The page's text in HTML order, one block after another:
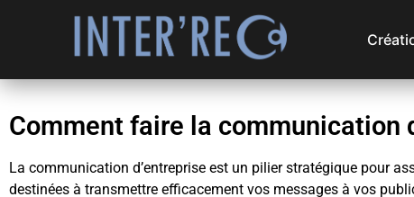
Comment faire la communication
La communication d’entreprise est un pilier stratégique pour
destinées à transmettre efficacement vos messages à vos